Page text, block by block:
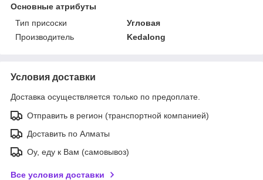
Основные атрибуты
Тип присоски
Угловая
Производитель
Kedalong
Условия доставки
Доставка осуществляется только по предоплате.
Отправить в регион (транспортной компанией)
Доставить по Алматы
Оу, еду к Вам (самовывоз)
Все условия доставки